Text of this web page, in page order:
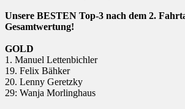
Unsere BESTEN Top-3 nach dem 2.
Gesamtwertung!
GOLD
1. Manuel Lettenbichler
19. Felix Bähker
20. Lenny Geretzky
29: Wanja Morlinghaus